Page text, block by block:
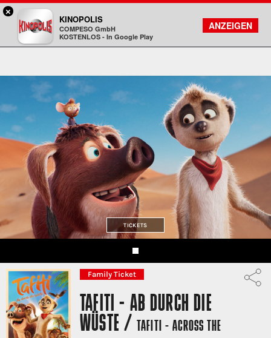
Kinopolis
FILMSUCHE
KONTO
TICKETS
Family Ticket
TAFITI - AB DURCH DIE
WÜSTE /TAFITI - ACROSS THE
×
KINOPOLIS
COMPESO GmbH
KOSTENLOS - In Google Play
ANZEIGEN